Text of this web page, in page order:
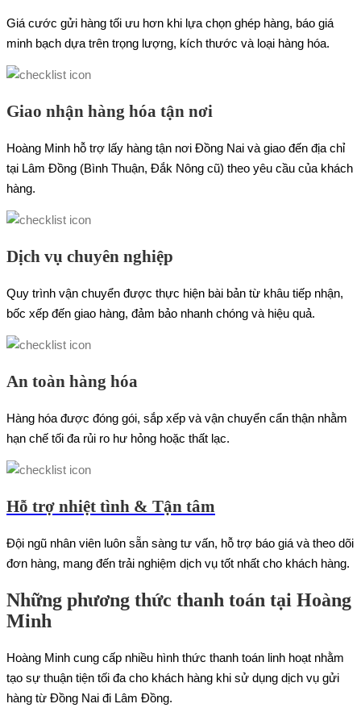
Giá cước gửi hàng tối ưu hơn khi lựa chọn ghép hàng, báo giá
minh bạch dựa trên trọng lượng, kích thước và loại hàng hóa.
Giao nhận hàng hóa tận nơi
Hoàng Minh hỗ trợ lấy hàng tận nơi Đồng Nai và giao đến địa chỉ
tại Lâm Đồng (Bình Thuận, Đắk Nông cũ) theo yêu cầu của khách
hàng.
Dịch vụ chuyên nghiệp
Quy trình vận chuyển được thực hiện bài bản từ khâu tiếp nhận,
bốc xếp đến giao hàng, đảm bảo nhanh chóng và hiệu quả.
An toàn hàng hóa
Hàng hóa được đóng gói, sắp xếp và vận chuyển cẩn thận nhằm
hạn chế tối đa rủi ro hư hỏng hoặc thất lạc.
Hỗ trợ nhiệt tình & Tận tâm
Đội ngũ nhân viên luôn sẵn sàng tư vấn, hỗ trợ báo giá và theo dõi
đơn hàng, mang đến trải nghiệm dịch vụ tốt nhất cho khách hàng.
Những phương thức thanh toán tại Hoàng
Minh
Hoàng Minh cung cấp nhiều hình thức thanh toán linh hoạt nhằm
tạo sự thuận tiện tối đa cho khách hàng khi sử dụng dịch vụ gửi
hàng từ Đồng Nai đi Lâm Đồng.